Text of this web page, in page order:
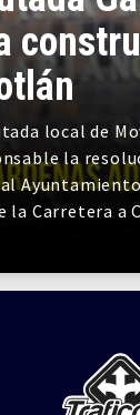
local de
la
la Carretera a